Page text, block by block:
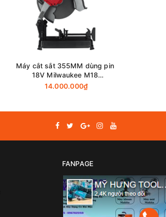
Máy cắt sắt 355MM dùng pin
18V Milwaukee M18
CHS355-0 (Thân máy)
14.000.000₫
FANPAGE